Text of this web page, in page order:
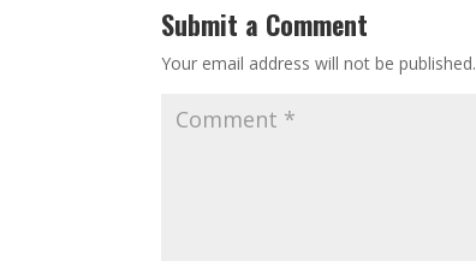
Submit a Comment
Your email address will not be published.